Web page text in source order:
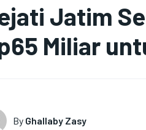
Jatim
Miliar
By Ghallaby Zasy